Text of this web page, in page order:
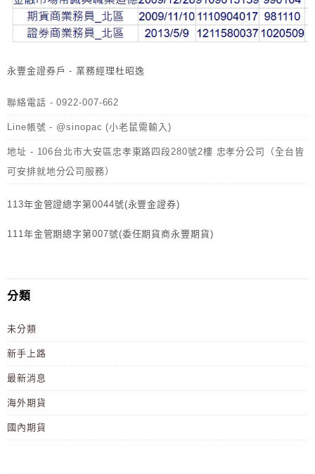
永豐金證券戶 - 業務經理杜昭逸
聯絡電話 - 0922-007-662
Line帳號 - @sinopac (小老鼠需輸入)
地址 - 106台北市大安區忠孝東路四段280號2樓 忠孝分公司（全台皆
可安排就地分公司服務）
113年金管證總字第0044號(永豐金證券)
111年金管期總字第007號(委任期貨商永豐期貨)
分類
未分類
新手上路
最新消息
海外期貨
國內期貨